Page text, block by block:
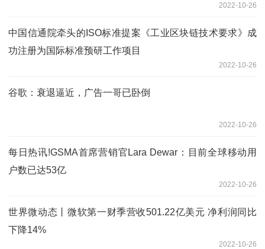
2022-10-26
中国信通院牵头的ISO标准提案《工业区块链技术要求》成
功注册为国际标准预研工作项目
2022-10-26
谷歌：衰退逼近，广告一哥已卧倒
2022-10-26
每日热讯!GSMA首席营销官Lara Dewar：目前全球移动用
户数已达53亿
2022-10-26
世界微动态丨微软第一财季营收501.22亿美元 净利润同比
下降14%
2022-10-26